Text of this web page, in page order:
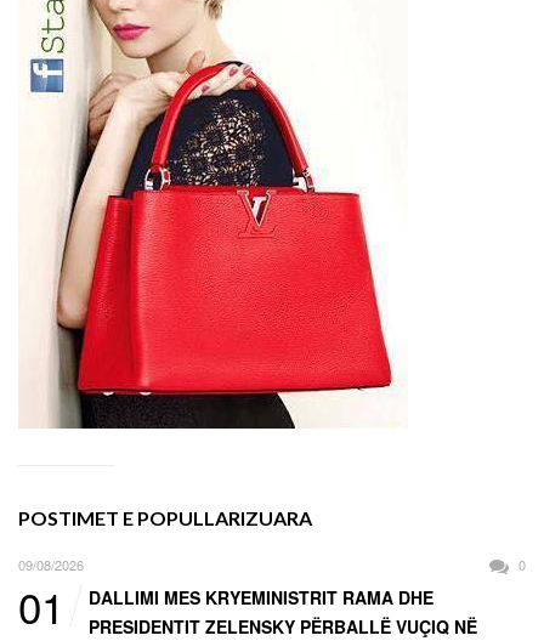
POSTIMET E POPULLARIZUARA
09/08/2026 0
01
DALLIMI MES KRYEMINISTRIT RAMA DHE
PRESIDENTIT ZELENSKY PËRBALLË VUÇIQ NË